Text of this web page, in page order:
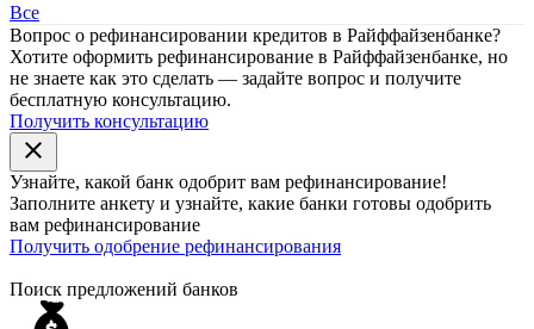
Все
Вопрос о рефинансировании кредитов в Райффайзенбанке?
Хотите оформить рефинансирование в Райффайзенбанке, но
не знаете как это сделать — задайте вопрос и получите
бесплатную консультацию.
Получить консультацию
close
Узнайте, какой банк одобрит вам рефинансирование!
Заполните анкету и узнайте, какие банки готовы одобрить
вам рефинансирование
Получить одобрение рефинансирования
Поиск предложений банков